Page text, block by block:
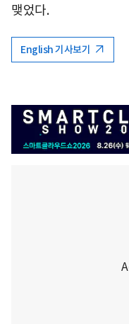
맺었다.
English 기사보기